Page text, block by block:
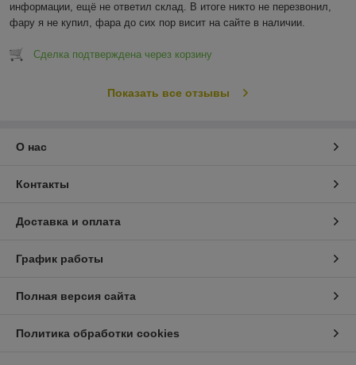
информации, ещё не ответил склад. В итоге никто не перезвонил,
фару я не купил, фара до сих пор висит на сайте в наличии.
Сделка подтверждена через корзину
Показать все отзывы
О нас
Контакты
Доставка и оплата
График работы
Полная версия сайта
Политика обработки cookies